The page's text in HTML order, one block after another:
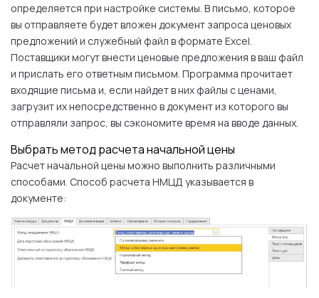
определяется при настройке системы. В письмо, которое
вы отправляете будет вложен документ запроса ценовых
предложений и служебный файл в формате Excel.
Поставщики могут внести ценовые предложения в ваш файл
и прислать его ответным письмом. Программа прочитает
входящие письма и, если найдет в них файлы с ценами,
загрузит их непосредственно в документ из которого вы
отправляли запрос, вы сэкономите время на вводе данных.
Выбрать метод расчета начальной цены
Расчет начальной цены можно выполнить различными
способами. Способ расчета НМЦД указывается в
документе: